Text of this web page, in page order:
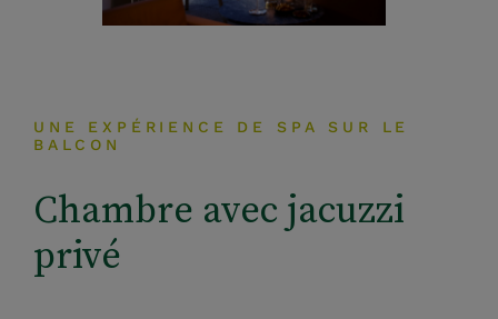
UNE EXPÉRIENCE DE SPA SUR LE
BALCON
Chambre avec jacuzzi
privé